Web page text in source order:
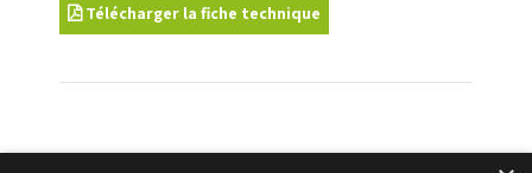
Télécharger la fiche technique